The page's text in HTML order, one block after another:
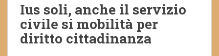
Ius soli, anche il servizio
civile si mobilità per
diritto cittadinanza